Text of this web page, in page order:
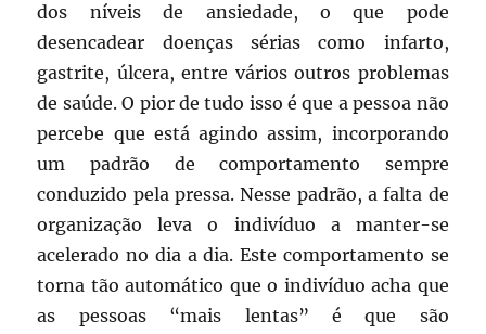
dos níveis de ansiedade, o que pode
desencadear doenças sérias como infarto,
gastrite, úlcera, entre vários outros problemas
de saúde. O pior de tudo isso é que a pessoa não
percebe que está agindo assim, incorporando
um padrão de comportamento sempre
conduzido pela pressa. Nesse padrão, a falta de
organização leva o indivíduo a manter-se
acelerado no dia a dia. Este comportamento se
torna tão automático que o indivíduo acha que
as pessoas “mais lentas” é que são